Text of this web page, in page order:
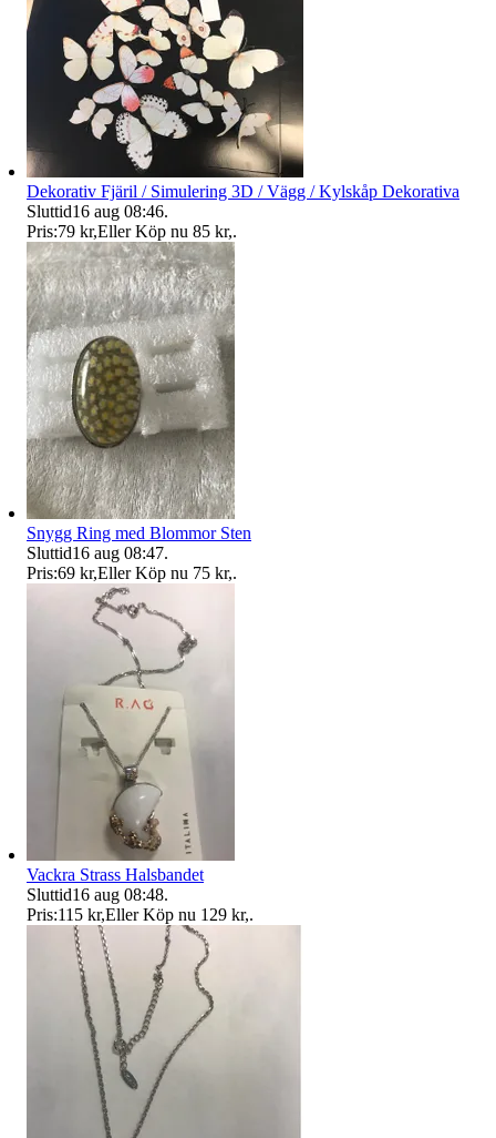
Dekorativ Fjäril / Simulering 3D / Vägg / Kylskåp Dekorativa
Sluttid16 aug 08:46.
Pris:79 kr,Eller Köp nu 85 kr,.
Snygg Ring med Blommor Sten
Sluttid16 aug 08:47.
Pris:69 kr,Eller Köp nu 75 kr,.
Vackra Strass Halsbandet
Sluttid16 aug 08:48.
Pris:115 kr,Eller Köp nu 129 kr,.